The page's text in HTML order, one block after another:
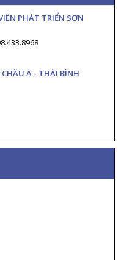
PHÁT TRIỂN SƠN
Á - THÁI BÌNH